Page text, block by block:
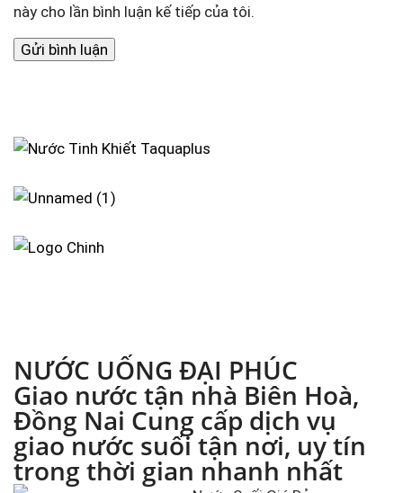
này cho lần bình luận kế tiếp của tôi.
NƯỚC UỐNG ĐẠI PHÚC
Giao nước tận nhà Biên Hoà,
Đồng Nai Cung cấp dịch vụ
giao nước suối tận nơi, uy tín
trong thời gian nhanh nhất